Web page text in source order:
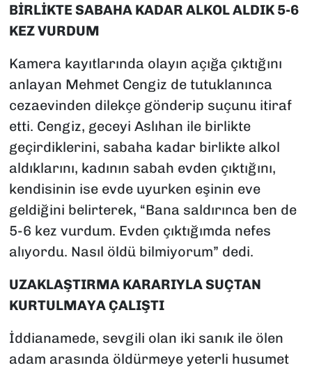
BİRLİKTE SABAHA KADAR ALKOL ALDIK 5-6
KEZ VURDUM
Kamera kayıtlarında olayın açığa çıktığını
anlayan Mehmet Cengiz de tutuklanınca
cezaevinden dilekçe gönderip suçunu itiraf
etti. Cengiz, geceyi Aslıhan ile birlikte
geçirdiklerini, sabaha kadar birlikte alkol
aldıklarını, kadının sabah evden çıktığını,
kendisinin ise evde uyurken eşinin eve
geldiğini belirterek, “Bana saldırınca ben de
5-6 kez vurdum. Evden çıktığımda nefes
alıyordu. Nasıl öldü bilmiyorum” dedi.
UZAKLAŞTIRMA KARARIYLA SUÇTAN
KURTULMAYA ÇALIŞTI
İddianamede, sevgili olan iki sanık ile ölen
adam arasında öldürmeye yeterli husumet